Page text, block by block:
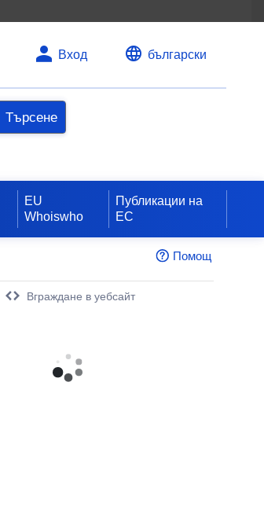
Вход български
Търсене
EU
Whoiswho
Публикации на
ЕС
Помощ
Вграждане в уебсайт